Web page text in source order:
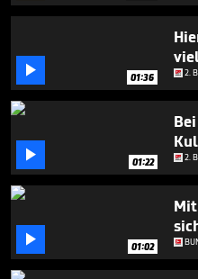
 01:36 2.
 01:22 2.
 01:02